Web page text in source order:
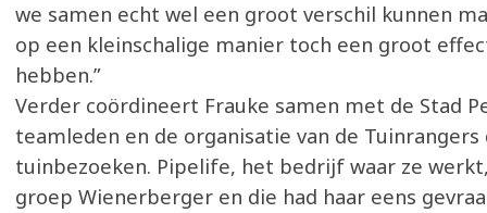
we samen echt wel een groot verschil kunnen
op een kleinschalige manier toch een groot
hebben.”
Verder coördineert Frauke samen met de Stad
teamleden en de organisatie van de Tuinrangers
tuinbezoeken. Pipelife, het bedrijf waar ze
groep Wienerberger en die had haar eens